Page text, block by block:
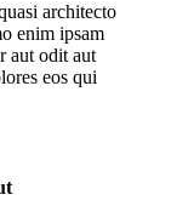
architecto
enim ipsam
aut odit aut
eos qui